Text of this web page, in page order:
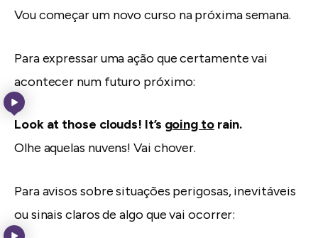
Vou começar um novo curso na próxima semana.
Para expressar uma ação que certamente vai
acontecer num futuro próximo:
Look at those clouds! It’s going torain.
Olhe aquelas nuvens! Vai chover.
Para avisos sobre situações perigosas, inevitáveis
ou sinais claros de algo que vai ocorrer: